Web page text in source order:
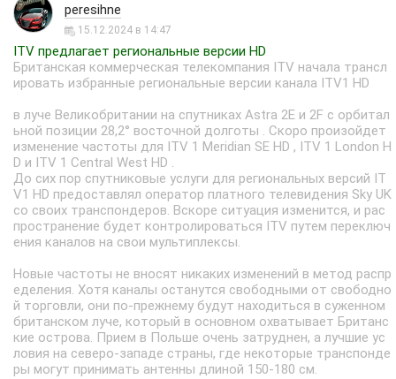
peresihne
15.12.2024 в 14:47
ITV предлагает региональные версии HD
Британская коммерческая телекомпания ITV начала трансл
ировать избранные региональные версии канала ITV1 HD
в луче Великобритании на спутниках Astra 2E и 2F с орбитал
ьной позиции 28,2° восточной долготы . Скоро произойдет
изменение частоты для ITV 1 Meridian SE HD , ITV 1 London H
D и ITV 1 Central West HD .
До сих пор спутниковые услуги для региональных версий IT
V1 HD предоставлял оператор платного телевидения Sky UK
со своих транспондеров. Вскоре ситуация изменится, и рас
пространение будет контролироваться ITV путем переключ
ения каналов на свои мультиплексы.
Новые частоты не вносят никаких изменений в метод распр
еделения. Хотя каналы останутся свободными от свободно
й торговли, они по-прежнему будут находиться в суженном
британском луче, который в основном охватывает Британс
кие острова. Прием в Польше очень затруднен, а лучшие ус
ловия на северо-западе страны, где некоторые транспонде
ры могут принимать антенны длиной 150-180 см.